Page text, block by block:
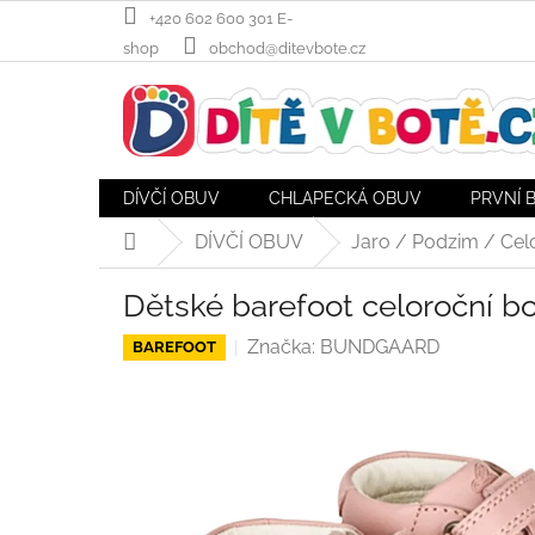
obsah
+420 602 600 301 E-
shop
obchod@ditevbote.cz
DÍVČÍ OBUV CHLAPECKÁ OBUV PRVNÍ
DomůDÍVČÍ OBUV Jaro / Podzim /
Dětské barefoot celoroční
BAREFOOT Značka: BUNDGAARD